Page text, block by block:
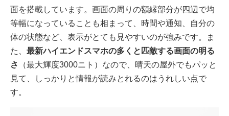
面を搭載しています。画面の周りの額縁部分が四辺で均
等幅になっていることも相まって、時間や通知、自分の
体の状態など、表示がとても見やすいのが強みです。ま
た、 最新ハイエンドスマホの多くと匹敵する画面の明る
さ
（最大輝度3000ニト）なので、晴天の屋外でもパッと
見て、しっかりと情報が読みとれるのはうれしい点で
す。